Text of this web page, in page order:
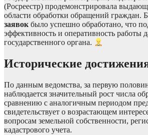
(Росреестр) продемонстрировала
области обработки обращений граждан.
заявок было успешно обработано, что
эффективность и оперативность работы
государственного органа.
Исторические
По данным ведомства, за первую
наблюдается значительный рост числа
сравнению с аналогичным периодом
свидетельствует о возрастающем
вопросам земельной собственности,
кадастрового учета.